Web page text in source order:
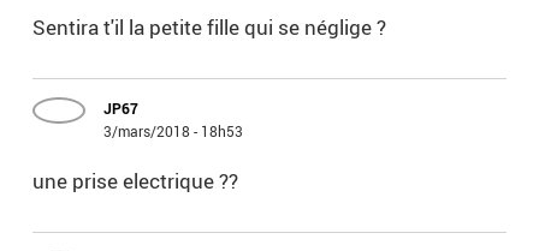
Sentira t'il la petite fille qui se néglige ?
JP67
3/mars/2018 - 18h53
une prise electrique ??